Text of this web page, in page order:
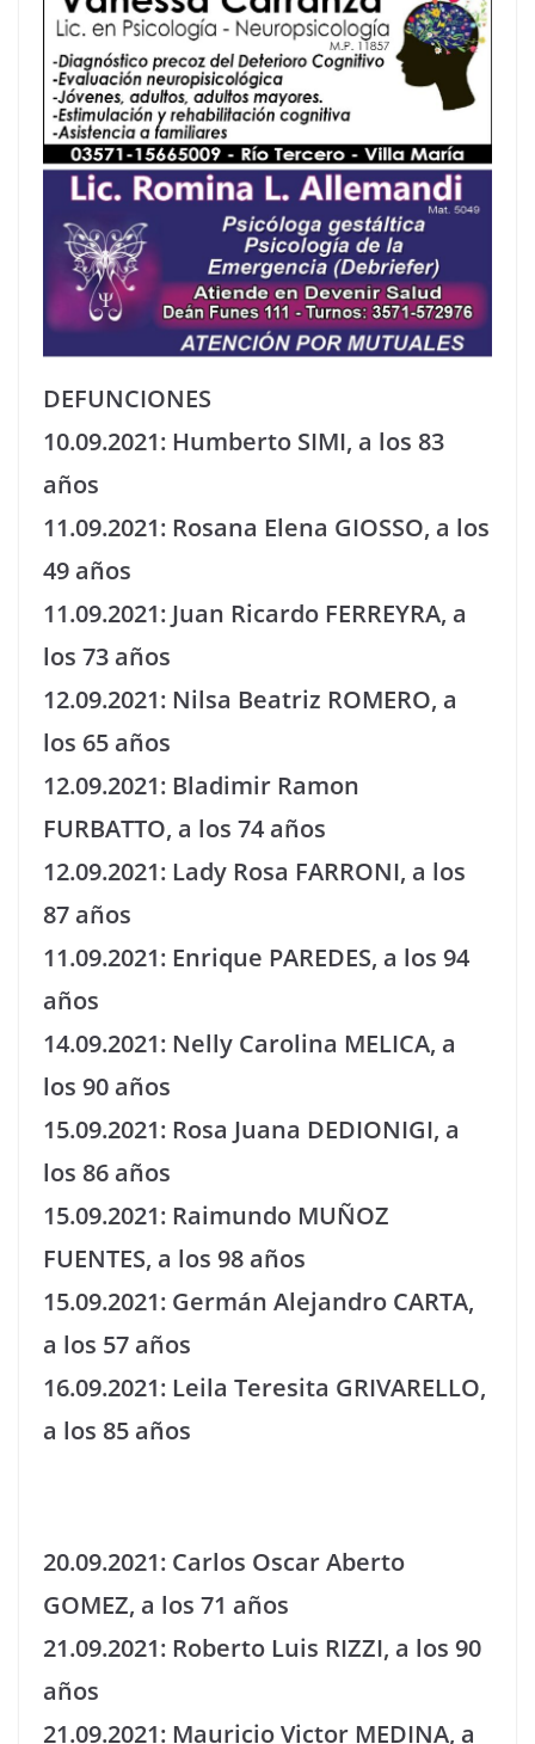
DEFUNCIONES
10.09.2021: Humberto SIMI, a los 83
años
11.09.2021: Rosana Elena GIOSSO, a los
49 años
11.09.2021: Juan Ricardo FERREYRA, a
los 73 años
12.09.2021: Nilsa Beatriz ROMERO, a
los 65 años
12.09.2021: Bladimir Ramon
FURBATTO, a los 74 años
12.09.2021: Lady Rosa FARRONI, a los
87 años
11.09.2021: Enrique PAREDES, a los 94
años
14.09.2021: Nelly Carolina MELICA, a
los 90 años
15.09.2021: Rosa Juana DEDIONIGI, a
los 86 años
15.09.2021: Raimundo MUÑOZ
FUENTES, a los 98 años
15.09.2021: Germán Alejandro CARTA,
a los 57 años
16.09.2021: Leila Teresita GRIVARELLO,
a los 85 años
20.09.2021: Carlos Oscar Aberto
GOMEZ, a los 71 años
21.09.2021: Roberto Luis RIZZI, a los 90
años
21.09.2021: Mauricio Victor MEDINA, a